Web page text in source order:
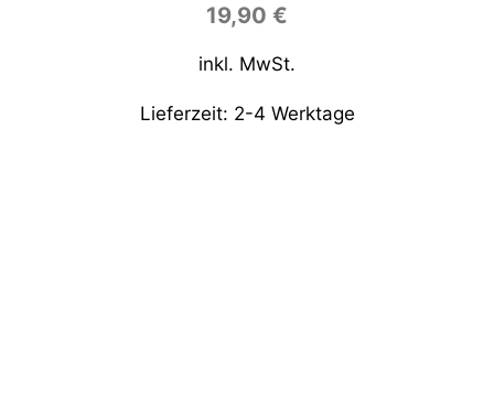
19,90 €
inkl. MwSt.
Lieferzeit: 2-4 Werktage